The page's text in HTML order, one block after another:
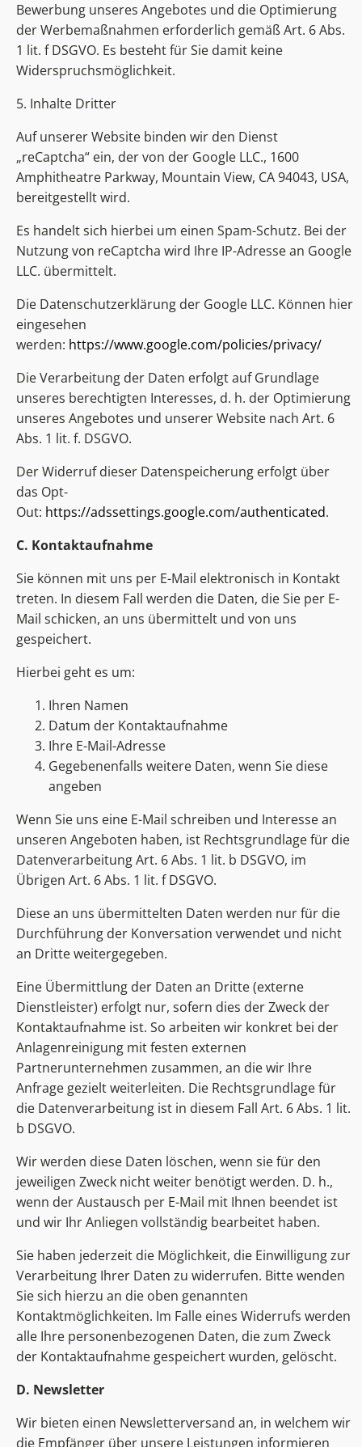
Bewerbung unseres Angebotes und die Optimierung
der Werbemaßnahmen erforderlich gemäß Art. 6 Abs.
1 lit. f DSGVO. Es besteht für Sie damit keine
Widerspruchsmöglichkeit.
5. Inhalte Dritter
Auf unserer Website binden wir den Dienst
„reCaptcha“ ein, der von der Google LLC., 1600
Amphitheatre Parkway, Mountain View, CA 94043, USA,
bereitgestellt wird.
Es handelt sich hierbei um einen Spam-Schutz. Bei der
Nutzung von reCaptcha wird Ihre IP-Adresse an Google
LLC. übermittelt.
Die Datenschutzerklärung der Google LLC. Können hier
eingesehen
werden: https://www.google.com/policies/privacy/
Die Verarbeitung der Daten erfolgt auf Grundlage
unseres berechtigten Interesses, d. h. der Optimierung
unseres Angebotes und unserer Website nach Art. 6
Abs. 1 lit. f. DSGVO.
Der Widerruf dieser Datenspeicherung erfolgt über
das Opt-
Out: https://adssettings.google.com/authenticated.
C. Kontaktaufnahme
Sie können mit uns per E-Mail elektronisch in Kontakt
treten. In diesem Fall werden die Daten, die Sie per E-
Mail schicken, an uns übermittelt und von uns
gespeichert.
Hierbei geht es um:
Ihren Namen
Datum der Kontaktaufnahme
Ihre E-Mail-Adresse
Gegebenenfalls weitere Daten, wenn Sie diese
angeben
Wenn Sie uns eine E-Mail schreiben und Interesse an
unseren Angeboten haben, ist Rechtsgrundlage für die
Datenverarbeitung Art. 6 Abs. 1 lit. b DSGVO, im
Übrigen Art. 6 Abs. 1 lit. f DSGVO.
Diese an uns übermittelten Daten werden nur für die
Durchführung der Konversation verwendet und nicht
an Dritte weitergegeben.
Eine Übermittlung der Daten an Dritte (externe
Dienstleister) erfolgt nur, sofern dies der Zweck der
Kontaktaufnahme ist. So arbeiten wir konkret bei der
Anlagenreinigung mit festen externen
Partnerunternehmen zusammen, an die wir Ihre
Anfrage gezielt weiterleiten. Die Rechtsgrundlage für
die Datenverarbeitung ist in diesem Fall Art. 6 Abs. 1 lit.
b DSGVO.
Wir werden diese Daten löschen, wenn sie für den
jeweiligen Zweck nicht weiter benötigt werden. D. h.,
wenn der Austausch per E-Mail mit Ihnen beendet ist
und wir Ihr Anliegen vollständig bearbeitet haben.
Sie haben jederzeit die Möglichkeit, die Einwilligung zur
Verarbeitung Ihrer Daten zu widerrufen. Bitte wenden
Sie sich hierzu an die oben genannten
Kontaktmöglichkeiten. Im Falle eines Widerrufs werden
alle Ihre personenbezogenen Daten, die zum Zweck
der Kontaktaufnahme gespeichert wurden, gelöscht.
D. Newsletter
Wir bieten einen Newsletterversand an, in welchem wir
die Empfänger über unsere Leistungen informieren